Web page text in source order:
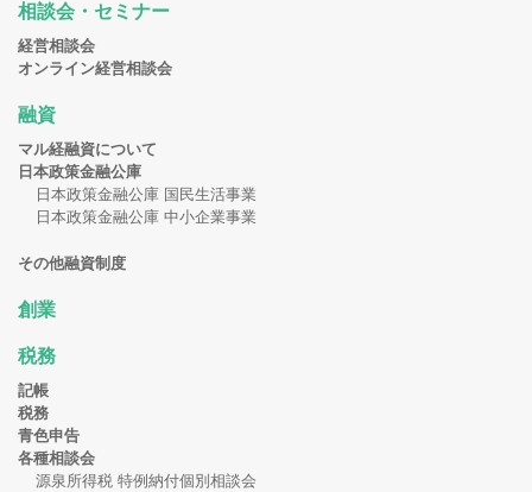
相談会・セミナー
経営相談会
オンライン経営相談会
融資
マル経融資について
日本政策金融公庫
日本政策金融公庫 国民生活事業
日本政策金融公庫 中小企業事業
その他融資制度
創業
税務
記帳
税務
青色申告
各種相談会
源泉所得税 特例納付個別相談会